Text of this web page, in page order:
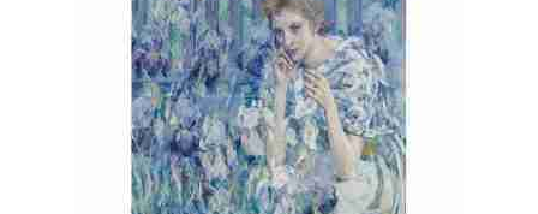
optie
kan
gekozen
worden
op
de
productpagina